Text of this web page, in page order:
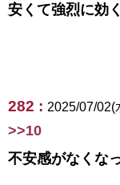
安くて強烈に効
282 : 2025/07/02(
>>10
不安感がなくな